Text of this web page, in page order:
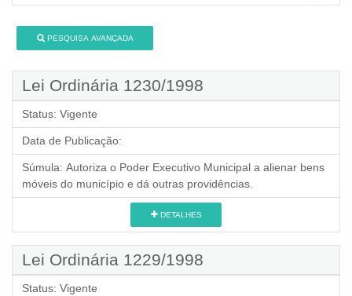
PESQUISA AVANÇADA
Lei Ordinária 1230/1998
Status: Vigente
Data de Publicação:
Súmula: Autoriza o Poder Executivo Municipal a alienar bens
móveis do município e dá outras providências.
DETALHES
Lei Ordinária 1229/1998
Status: Vigente